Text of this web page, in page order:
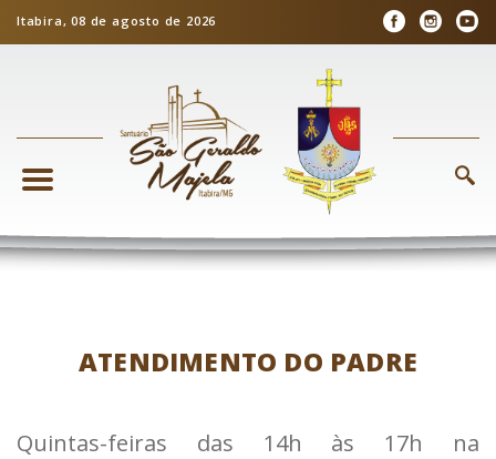
Itabira, 08 de agosto de 2026
ATENDIMENTO DO PADRE
Quintas-feiras das 14h às 17h na